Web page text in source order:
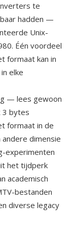
te
hadden —
Unix-
Één voordeel
formaat kan in
elke
— lees gewoon
3 bytes
formaat in de
dimensie
experimenten
het tijdperk
academisch
bestanden
diverse legacy